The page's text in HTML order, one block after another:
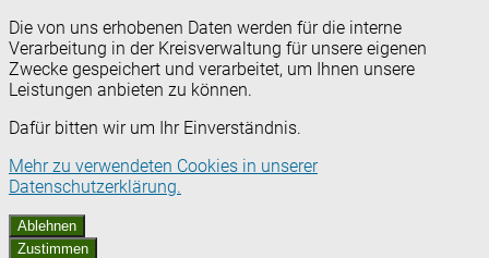
Die von uns erhobenen Daten werden für die interne
Verarbeitung in der Kreisverwaltung für unsere eigenen
Zwecke gespeichert und verarbeitet, um Ihnen unsere
Leistungen anbieten zu können.
Dafür bitten wir um Ihr Einverständnis.
Mehr zu verwendeten Cookies in unserer
Datenschutzerklärung.
Ablehnen
Zustimmen